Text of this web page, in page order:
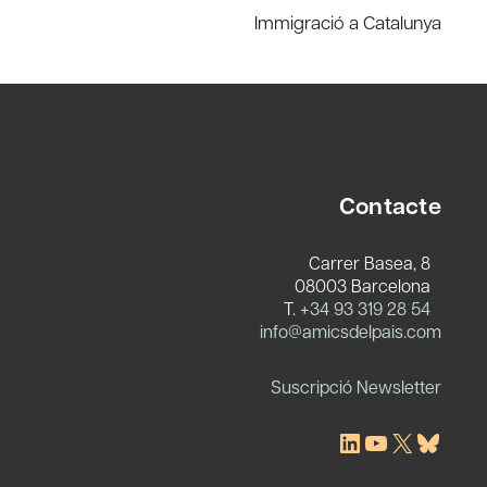
Immigració a Catalunya
Contacte
Carrer Basea, 8
08003 Barcelona
T. +34 93 319 28 54
info@amicsdelpais.com
Suscripció Newsletter
LinkedIn
YouTube
X